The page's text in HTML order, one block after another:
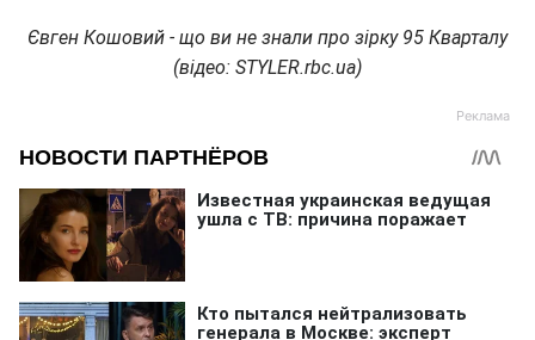
Євген Кошовий - що ви не знали про зірку 95 Кварталу
(відео: STYLER.rbc.ua)